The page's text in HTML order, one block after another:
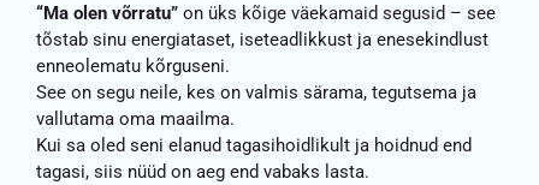
“Ma olen võrratu” on üks kõige väekamaid segusid – see
tõstab sinu energiataset, iseteadlikkust ja enesekindlust
enneolematu kõrguseni.
See on segu neile, kes on valmis särama, tegutsema ja
vallutama oma maailma.
Kui sa oled seni elanud tagasihoidlikult ja hoidnud end
tagasi, siis nüüd on aeg end vabaks lasta.